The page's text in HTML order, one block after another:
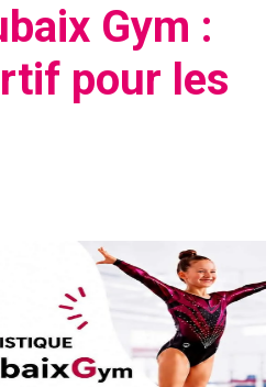
Gym :
pour les
incluant les